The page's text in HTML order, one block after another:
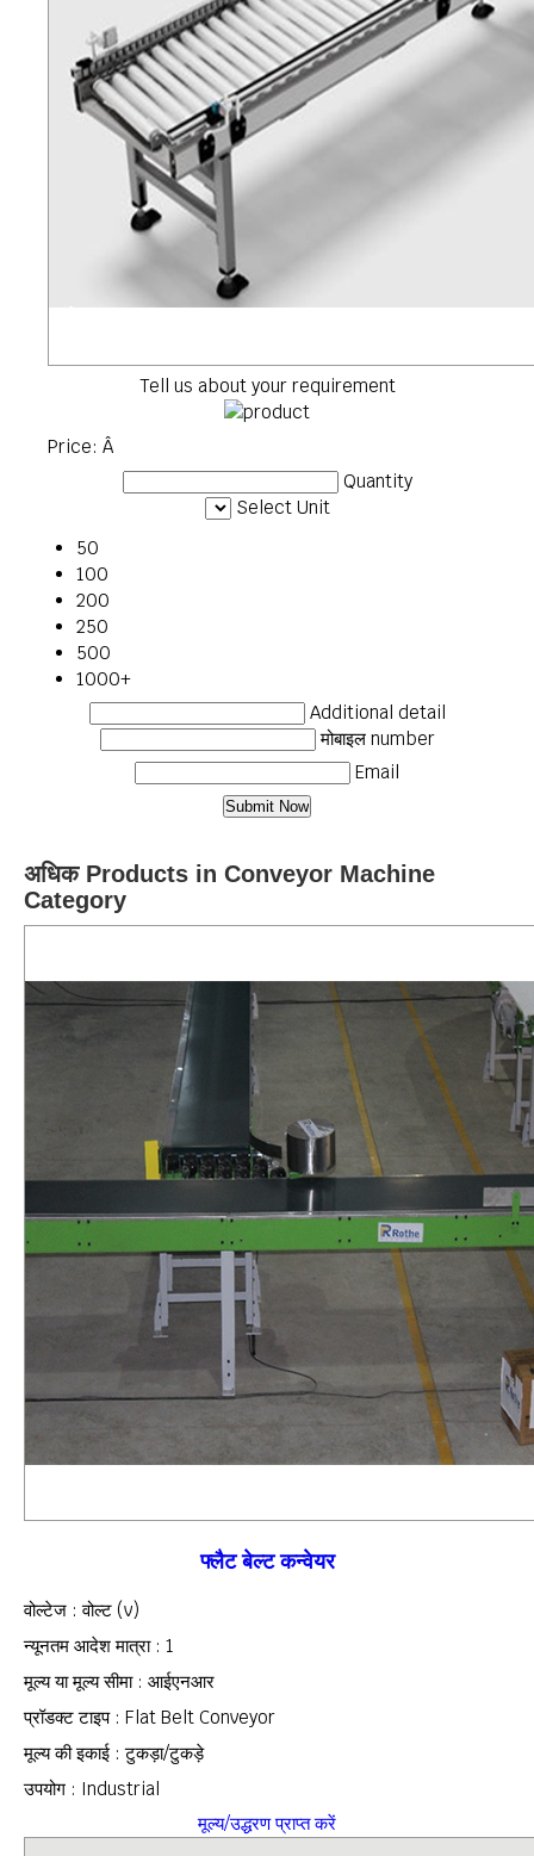
Tell us about your requirement
Price: Â
Quantity
Select Unit
50
100
200
250
500
1000+
Additional detail
मोबाइल number
Email
अधिक Products in Conveyor Machine
Category
फ्लैट बेल्ट कन्वेयर
वोल्टेज : वोल्ट (v)
न्यूनतम आदेश मात्रा : 1
मूल्य या मूल्य सीमा : आईएनआर
प्रॉडक्ट टाइप : Flat Belt Conveyor
मूल्य की इकाई : टुकड़ा/टुकड़े
उपयोग : Industrial
मूल्य/उद्धरण प्राप्त करें